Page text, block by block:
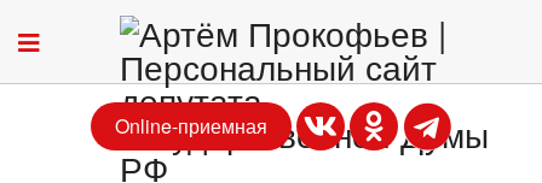
Online-приемная